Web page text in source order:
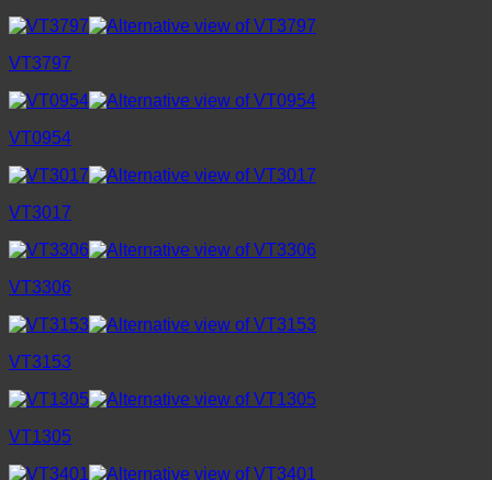
VT3797
VT0954
VT3017
VT3306
VT3153
VT1305